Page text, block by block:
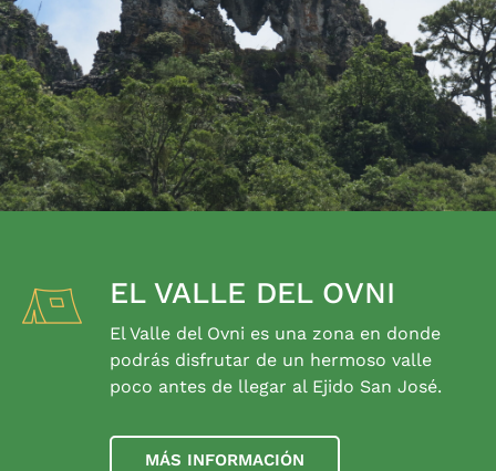
EL VALLE DEL OVNI
El Valle del Ovni es una zona en donde
podrás disfrutar de un hermoso valle
poco antes de llegar al Ejido San José.
MÁS INFORMACIÓN